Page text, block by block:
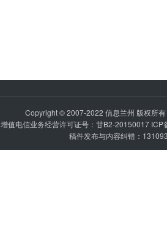
Copyright © 2007-2022 信息兰州 版权所
增值电信业务经营许可证号：甘B2-20150017 ICP
稿件发布与内容纠错：